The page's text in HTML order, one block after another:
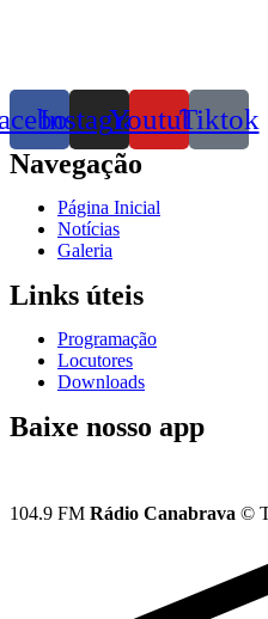
InstagramYoutubeTiktok
Navegação
Página Inicial
Notícias
Galeria
Links úteis
Programação
Locutores
Downloads
Baixe nosso app
104.9 FM Rádio Canabrava ©